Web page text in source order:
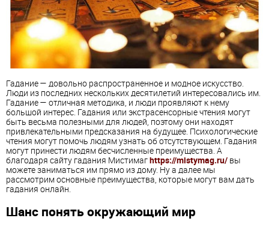
Гадание — довольно распространенное и модное искусство.
Люди из последних нескольких десятилетий интересовались им.
Гадание — отличная методика, и люди проявляют к нему
большой интерес. Гадания или экстрасенсорные чтения могут
быть весьма полезными для людей, поэтому они находят
привлекательными предсказания на будущее. Психологические
чтения могут помочь людям узнать об отсутствующем. Гадания
могут принести людям бесчисленные преимущества. А
благодаря сайту гадания Мистимагhttps://mistymag.ru/ вы
можете заниматься им прямо из дому. Ну а далее мы
рассмотрим основные преимущества, которые могут вам дать
гадания онлайн.
Шанс понять окружающий мир